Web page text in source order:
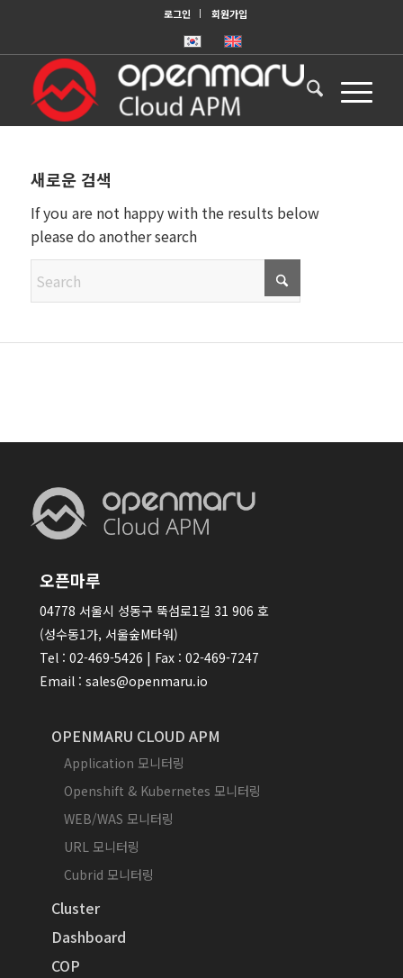
로그인 회원가입
새로운 검색
If you are not happy with the results below
please do another search
오픈마루
04778 서울시 성동구 뚝섬로1길 31 906 호
(성수동1가, 서울숲M타워)
Tel : 02-469-5426 | Fax : 02-469-7247
Email : sales@openmaru.io
OPENMARU CLOUD APM
Application 모니터링
Openshift & Kubernetes 모니터링
WEB/WAS 모니터링
URL 모니터링
Cubrid 모니터링
Cluster
Dashboard
COP